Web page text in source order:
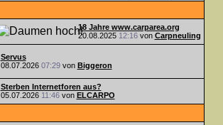
18 Jahre www.carparea.org
20.08.2025 12:16von Carpneuling
Servus
08.07.2026 07:29von Biggeron
Sterben Internetforen aus?
05.07.2026 11:46von ELCARPO